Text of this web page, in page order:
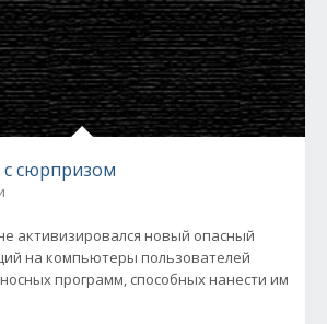
сюрпризом
активизировался новый опасный
на компьютеры пользователей
программ, способных нанести им